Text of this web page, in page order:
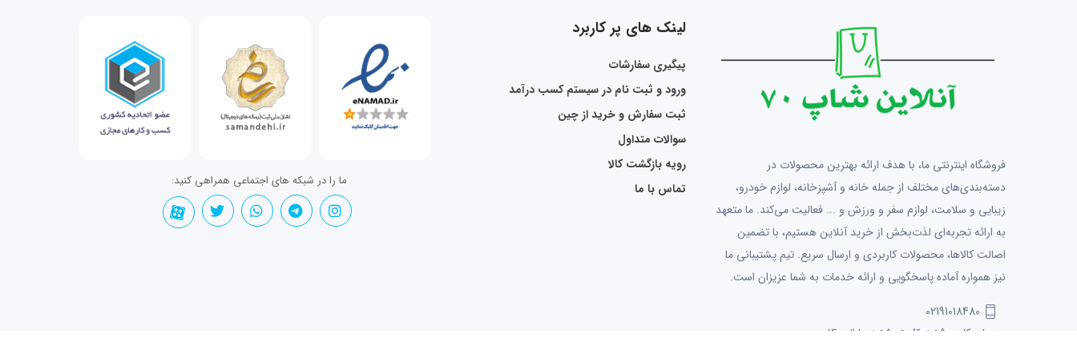
فروشگاه اینترنتی ما، با هدف ارائه بهترین محصولات در
دسته‌بندی‌های مختلف از جمله خانه و آشپزخانه، لوازم خودرو،
زیبایی و سلامت، لوازم سفر و ورزش و ... فعالیت می‌کند. ما متعهد
به ارائه تجربه‌ای لذت‌بخش از خرید آنلاین هستیم، با تضمین
اصالت کالاها، محصولات کاربردی و ارسال سریع. تیم پشتیبانی ما
نیز همواره آماده پاسخگویی و ارائه خدمات به شما عزیزان است.
02191018480
روزهای کاری شنبه تا پنجشنبه
لینک های پر کاربرد
پیگیری سفارشات
ورود و ثبت نام در سیستم کسب درآمد
ثبت سفارش و خرید از چین
سوالات متداول
رویه بازگشت کالا
تماس با ما
ما را در شبکه های اجتماعی همراهی کنید: